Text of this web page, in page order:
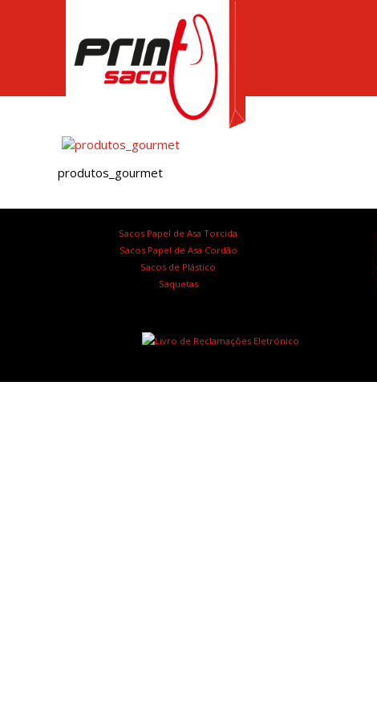
produtos_gourmet
Sacos Papel de Asa Torcida
Sacos Papel de Asa Cordão
Sacos de Plástico
Saquetas